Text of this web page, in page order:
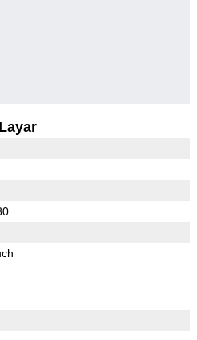
Layar